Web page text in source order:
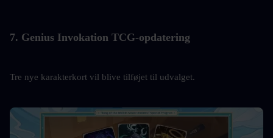
7. Genius Invokation TCG-opdatering
Tre nye karakterkort vil blive tilføjet til udvalget.